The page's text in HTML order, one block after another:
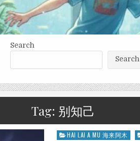
Search
Search
Tag: 别知己
Posted
HAI LAI A MU 海来阿木